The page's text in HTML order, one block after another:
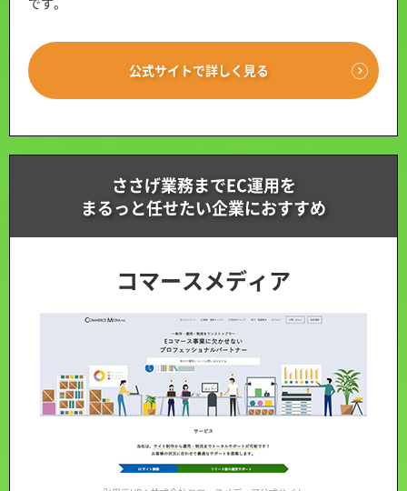
公式サイトで詳しく見る
ささげ業務までEC運用を
まるっと任せたい企業におすすめ
コマースメディア